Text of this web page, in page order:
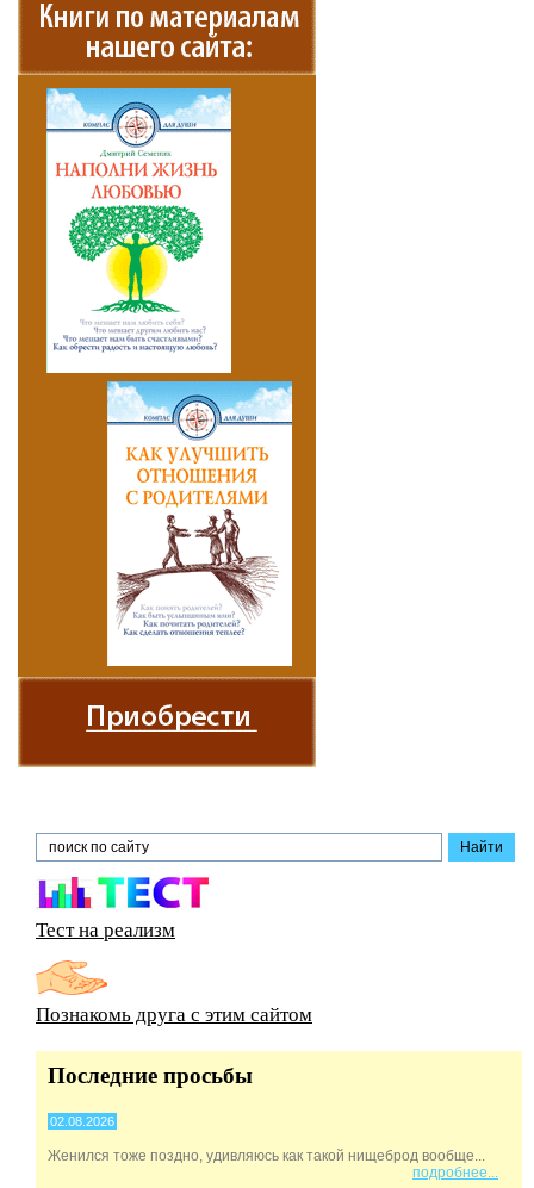
Тест на реализм
Познакомь друга с этим сайтом
Последние просьбы
02.08.2026
Женился тоже поздно, удивляюсь как такой нищеброд вообще...
подробнее...